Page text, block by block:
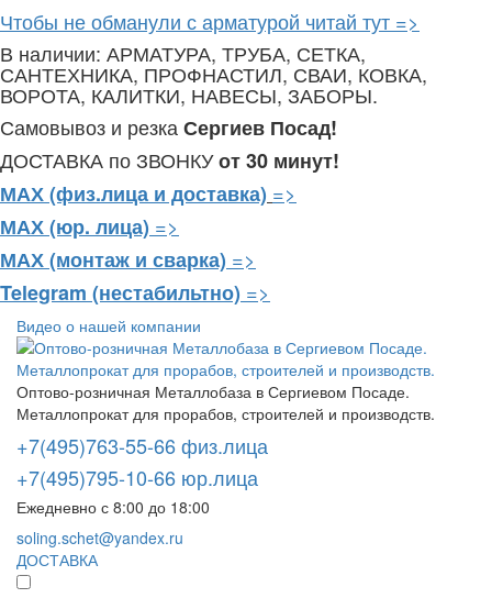
Чтобы не обманули с арматурой читай тут =>
В наличии: АРМАТУРА, ТРУБА, СЕТКА,
САНТЕХНИКА, ПРОФНАСТИЛ, СВАИ, КОВКА,
ВОРОТА, КАЛИТКИ, НАВЕСЫ, ЗАБОРЫ.
Самовывоз и резка Сергиев Посад!
ДОСТАВКА по ЗВОНКУот 30 минут!
МАХ (физ.лица и доставка) =>
МАХ (юр. лица) =>
МАХ (монтаж и сварка) =>
Telegram (нестабильтно) =>
Видео о нашей компании
Оптово-розничная Металлобаза в Сергиевом Посаде.
Металлопрокат для прорабов, строителей и производств.
+7(495)763-55-66 физ.лица
+7(495)795-10-66 юр.лица
Ежедневно с 8:00 до 18:00
soling.schet@yandex.ru
ДОСТАВКА